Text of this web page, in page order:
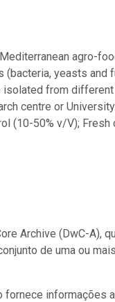
agro-
(bacteria, yeasts and
isolated from
centre or
(10-50% v/V);
Archive (DwC-A),
de uma ou
informações